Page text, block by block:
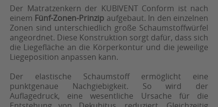
Der Matratzenkern der KUBIVENT Conform ist nach
einem Fünf-Zonen-Prinzip aufgebaut. In den einzelnen
Zonen sind unterschiedlich große Schaumstoffwürfel
angeordnet. Diese Konstruktion sorgt dafür, dass sich
die Liegefläche an die Körperkontur und die jeweilige
Liegeposition anpassen kann.
Der elastische Schaumstoff ermöglicht eine
punktgenaue Nachgiebigkeit. So wird der
Auflagedruck, eine wesentliche Ursache für die